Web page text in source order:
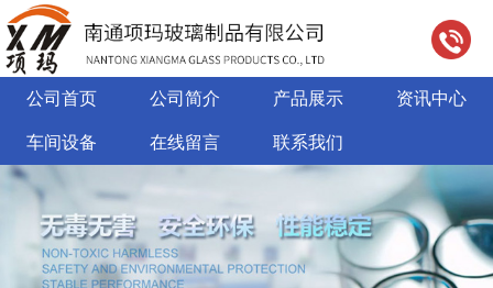
公司首页 公司简介 产品展示 资讯中心
车间设备 在线留言 联系我们